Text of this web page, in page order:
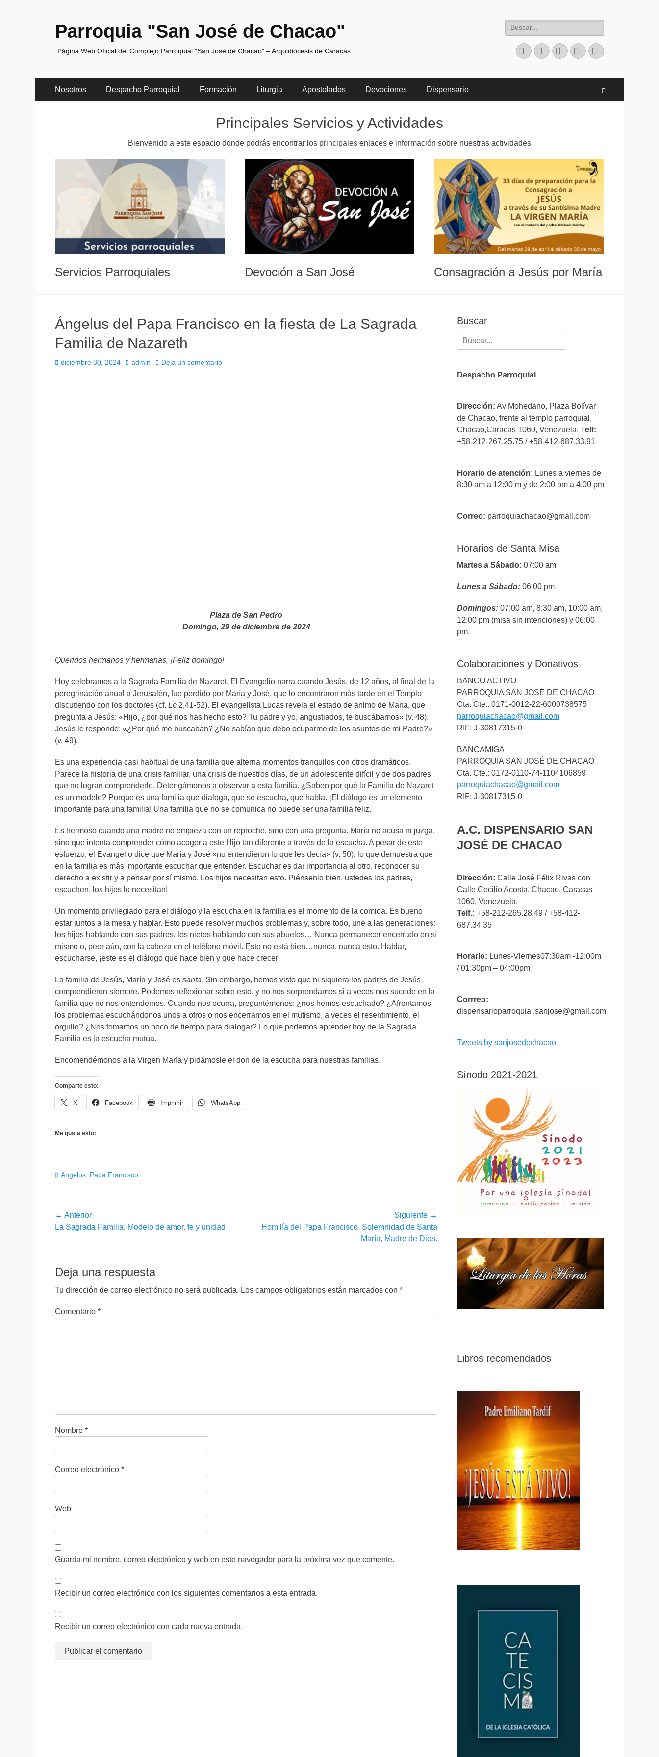
Parroquia "San José de Chacao"
Página Web Oficial del Complejo Parroquial "San José de Chacao" – Arquidiócesis de Caracas
Buscar:
Facebook
TwitterCorreo
electrónico
InstagramTeléfono
Menú
principal
Nosotros Despacho Parroquial Formación Liturgia Apostolados Devociones Dispensario
Principales Servicios y Actividades
Bienvenido a este espacio donde podrás encontrar los principales enlaces e información sobre nuestras actividades
Servicios Parroquiales Devoción a San José Consagración a Jesús por María
Ángelus del Papa Francisco en la fiesta de La Sagrada
Familia de Nazareth
Publicado
diciembre 30, 2024 Autor
admin Deja un comentario
Plaza de San Pedro
Domingo, 29 de diciembre de 2024
Queridos hermanos y hermanas, ¡Feliz domingo!
Hoy celebramos a la Sagrada Familia de Nazaret. El Evangelio narra cuando Jesús, de 12 años, al final de la
peregrinación anual a Jerusalén, fue perdido por María y José, que lo encontraron más tarde en el Templo
discutiendo con los doctores (cf. Lc 2,41-52). El evangelista Lucas revela el estado de ánimo de María, que
pregunta a Jesús: «Hijo, ¿por qué nos has hecho esto? Tu padre y yo, angustiados, te buscábamos» (v. 48).
Jesús le responde: «¿Por qué me buscaban? ¿No sabían que debo ocuparme de los asuntos de mi Padre?»
(v. 49).
Es una experiencia casi habitual de una familia que alterna momentos tranquilos con otros dramáticos.
Parece la historia de una crisis familiar, una crisis de nuestros días, de un adolescente difícil y de dos padres
que no logran comprenderle. Detengámonos a observar a esta familia. ¿Saben por qué la Familia de Nazaret
es un modelo? Porque es una familia que dialoga, que se escucha, que habla. ¡El diálogo es un elemento
importante para una familia! Una familia que no se comunica no puede ser una familia feliz.
Es hermoso cuando una madre no empieza con un reproche, sino con una pregunta. María no acusa ni juzga,
sino que intenta comprender cómo acoger a este Hijo tan diferente a través de la escucha. A pesar de este
esfuerzo, el Evangelio dice que María y José «no entendieron lo que les decía» (v. 50), lo que demuestra que
en la familia es más importante escuchar que entender. Escuchar es dar importancia al otro, reconocer su
derecho a existir y a pensar por sí mismo. Los hijos necesitan esto. Piénsenlo bien, ustedes los padres,
escuchen, los hijos lo necesitan!
Un momento privilegiado para el diálogo y la escucha en la familia es el momento de la comida. Es bueno
estar juntos a la mesa y hablar. Esto puede resolver muchos problemas y, sobre todo, une a las generaciones:
los hijos hablando con sus padres, los nietos hablando con sus abuelos… Nunca permanecer encerrado en sí
mismo o, peor aún, con la cabeza en el teléfono móvil. Esto no está bien…nunca, nunca esto. Hablar,
escucharse, ¡este es el diálogo que hace bien y que hace crecer!
La familia de Jesús, María y José es santa. Sin embargo, hemos visto que ni siquiera los padres de Jesús
comprendieron siempre. Podemos reflexionar sobre esto, y no nos sorprendamos si a veces nos sucede en la
familia que no nos entendemos. Cuando nos ocurra, preguntémonos: ¿nos hemos escuchado? ¿Afrontamos
los problemas escuchándonos unos a otros o nos encerramos en el mutismo, a veces el resentimiento, el
orgullo? ¿Nos tomamos un poco de tiempo para dialogar? Lo que podemos aprender hoy de la Sagrada
Familia es la escucha mutua.
Encomendémonos a la Virgen María y pidámosle el don de la escucha para nuestras familias.
Comparte esto:
X Facebook Imprimir WhatsApp
Me gusta esto:
Categorias
Angelus Papa Francisco
Navegación
← Anterior
Entrada
La Sagrada Familia: Modelo de amor, fe y unidad
Siguiente →
EntradaHomilía del Papa Francisco. Solemnidad de Santa
María, Madre de Dios.
Deja una respuesta
Tu dirección de correo electrónico no será publicada. Los campos obligatorios están marcados con *
Comentario *
Nombre *
Correo electrónico *
Web
Guarda mi nombre, correo electrónico y web en este navegador para la próxima vez que comente.
Recibir un correo electrónico con los siguientes comentarios a esta entrada.
Recibir un correo electrónico con cada nueva entrada.
Buscar
Buscar:
Despacho Parroquial
Dirección: Av Mohedano, Plaza Bolívar
de Chacao, frente al templo parroquial,
Chacao,Caracas 1060, Venezuela. Telf:
+58-212-267.25.75 / +58-412-687.33.91
Horario de atención: Lunes a viernes de
8:30 am a 12:00 m y de 2:00 pm a 4:00 pm
Correo: parroquiachacao@gmail.com
Horarios de Santa Misa
Martes a Sábado: 07:00 am
Lunes a Sábado: 06:00 pm
Domingos: 07:00 am, 8:30 am, 10:00 am,
12:00 pm (misa sin intenciones) y 06:00
pm.
Colaboraciones y Donativos
BANCO ACTIVO
PARROQUIA SAN JOSÉ DE CHACAO
Cta. Cte.: 0171-0012-22-6000738575
parroquiachacao@gmail.com
RIF: J-30817315-0
BANCAMIGA
PARROQUIA SAN JOSÉ DE CHACAO
Cta. Cte.: 0172-0110-74-1104106859
parroquiachacao@gmail.com
RIF: J-30817315-0
A.C. DISPENSARIO SAN
JOSÉ DE CHACAO
Dirección: Calle José Félix Rivas con
Calle Cecilio Acosta, Chacao, Caracas
1060, Venezuela.
Telf.: +58-212-265.28.49 / +58-412-
687.34.35
Horario: Lunes-Viernes07:30am -12:00m
/ 01:30pm – 04:00pm
Corrreo:
dispensarioparroquial.sanjose@gmail.com
Tweets by sanjosedechacao
Sínodo 2021-2021
Libros recomendados